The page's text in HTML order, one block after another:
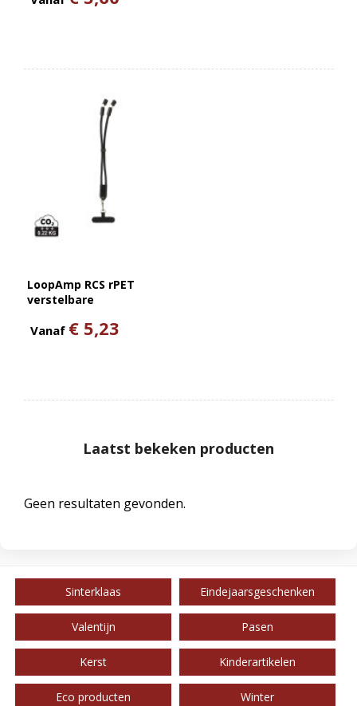
LoopAmp RCS rPET
verstelbare
kabel
Vanaf € 5,23
Laatst bekeken producten
Geen resultaten gevonden.
Sinterklaas Eindejaarsgeschenken
Valentijn Pasen
Kerst Kinderartikelen
Eco producten Winter